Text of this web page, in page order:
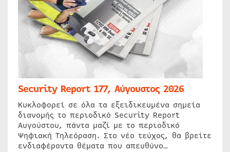
Security Report 177, Αύγουστος 2026
Κυκλοφορεί σε όλα τα εξειδικευμένα σημεία
διανομής το περιοδικό Security Report
Αυγούστου, πάντα μαζί με το περιοδικό
Ψηφιακή Τηλεόραση. Στο νέο τεύχος, θα βρείτε
ενδιαφέροντα θέματα που απευθύνο…